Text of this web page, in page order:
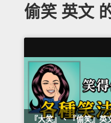
偷笑 英文
『大笑』、『偷笑』